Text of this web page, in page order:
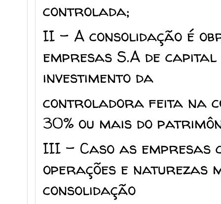
controlada;
II – A consolidação é
empresas S.A de
investimento da
controladora feita na
30% ou mais do
III – Caso as
operações e naturezas
consolidação